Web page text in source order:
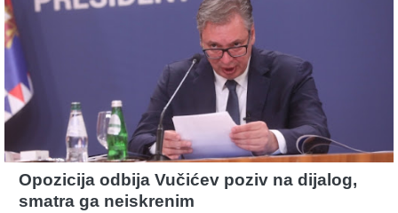
Opozicija odbija Vučićev poziv na dijalog,
smatra ga neiskrenim